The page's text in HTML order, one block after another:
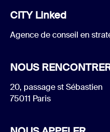
CITY Linked
Agence de conseil en
NOUS
20, passage st Sébastien
75011 Paris